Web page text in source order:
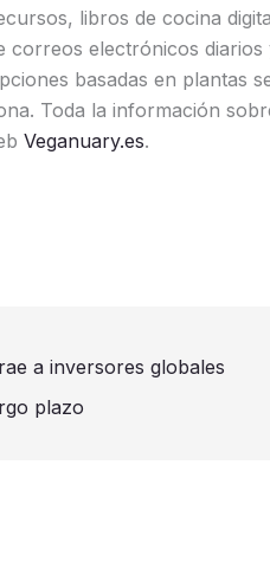
libros de cocina
correos electrónicos
basadas en plantas
Toda la información
Veganuary.es.
a inversores globales
plazo